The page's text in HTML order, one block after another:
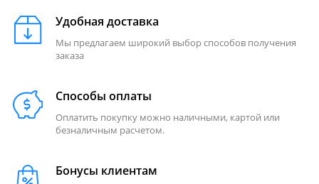
Удобная доставка
Мы предлагаем широкий выбор способов получения
заказа
Способы оплаты
Оплатить покупку можно наличными, картой или
безналичным расчетом.
Бонусы клиентам